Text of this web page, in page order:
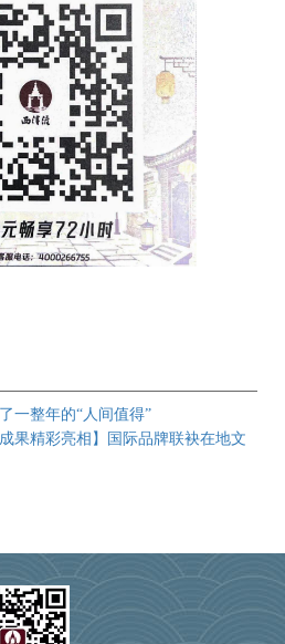
一整年的“人间值得”
成果精彩亮相】国际品牌联袂在地文